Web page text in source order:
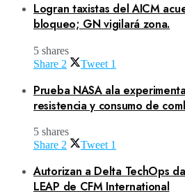
Logran taxistas del AICM
bloqueo; GN vigilará zona.
5 shares
Share 2 Tweet 1
Prueba NASA ala
resistencia y consumo de
5 shares
Share 2 Tweet 1
Autorizan a Delta TechOps
LEAP de CFM International